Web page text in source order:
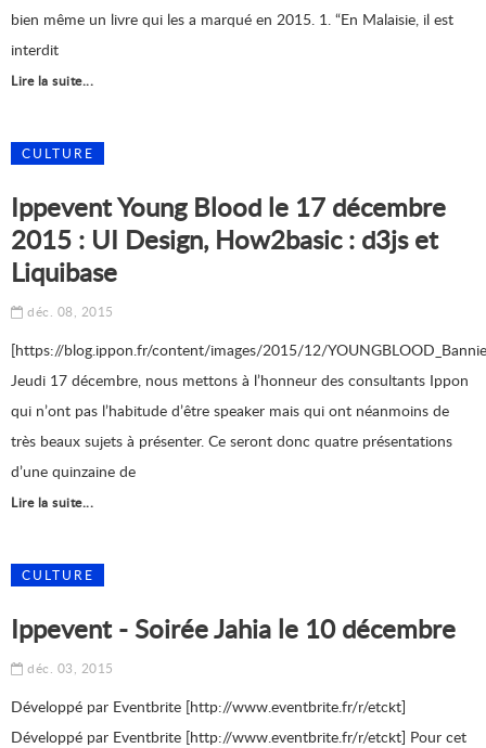
bien même un livre qui les a marqué en 2015. 1. “En Malaisie, il est
interdit
Lire la suite...
CULTURE
Ippevent Young Blood le 17 décembre
2015 : UI Design, How2basic : d3js et
Liquibase
déc. 08, 2015
[https://blog.ippon.fr/content/images/2015/12/
Jeudi 17 décembre, nous mettons à l’honneur des consultants Ippon
qui n’ont pas l’habitude d’être speaker mais qui ont néanmoins de
très beaux sujets à présenter. Ce seront donc quatre présentations
d’une quinzaine de
Lire la suite...
CULTURE
Ippevent - Soirée Jahia le 10 décembre
déc. 03, 2015
Développé par Eventbrite [http://www.eventbrite.fr/r/etckt]
Développé par Eventbrite [http://www.eventbrite.fr/r/etckt] Pour cet